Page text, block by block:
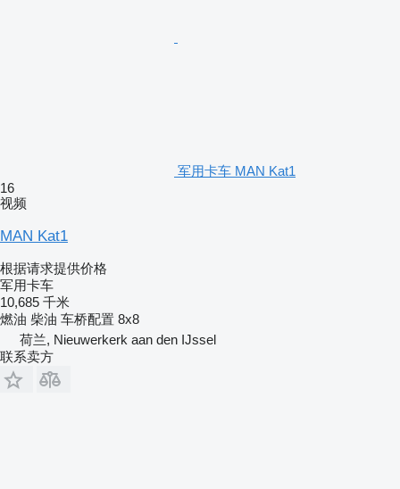
军用卡车 MAN Kat1
16
视频
MAN Kat1
根据请求提供价格
军用卡车
10,685 千米
燃油 柴油 车桥配置 8x8
荷兰, Nieuwerkerk aan den IJssel
联系卖方